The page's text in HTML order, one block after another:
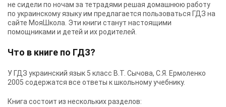
не сидели по ночам за тетрадями решая домашнюю работу
по украинскому языку им предлагается пользоваться ГДЗ на
сайте МояШкола. Эти книги станут настоящими
помощниками и детей и их родителей.
Что в книге по ГДЗ?
У ГДЗ украинский язык 5 класс В.Т. Сычова, С.Я. Ермоленко
2005 содержатся все ответы к школьному учебнику.
Книга состоит из нескольких разделов: